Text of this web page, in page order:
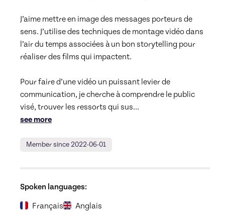
J’aime mettre en image des messages porteurs de
sens. J’utilise des techniques de montage vidéo dans
l’air du temps associées à un bon storytelling pour
réaliser des films qui impactent.
Pour faire d’une vidéo un puissant levier de
communication, je cherche à comprendre le public
visé, trouver les ressorts qui sus...
see more
Member since 2022-06-01
Spoken languages:
Français Anglais